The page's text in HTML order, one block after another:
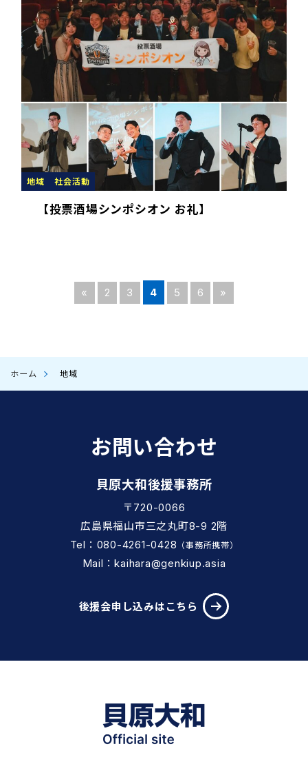
地域 社会活動
【投票酒場シンポシオン お礼】
« 2 3 4 5 6 »
ホーム 地域
お問い合わせ
貝原大和後援事務所
〒720-0066
広島県福山市三之丸町8-9 2階
Tel：080-4261-0428 （事務所携帯）
Mail：kaihara@genkiup.asia
後援会申し込みはこちら